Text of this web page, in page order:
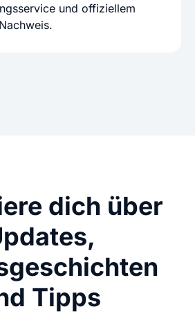
und offiziellem
dich über
Tipps